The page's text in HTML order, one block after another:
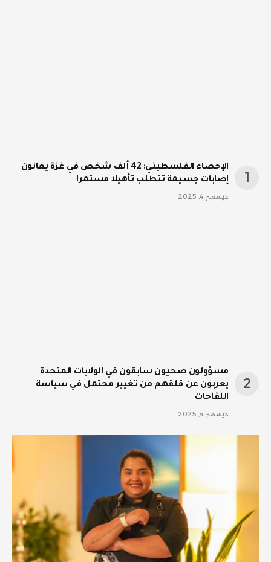
الإحصاء الفلسطيني: 42 ألف شخص في غزة يعانون
إصابات جسيمة تتطلب تأهيلا مستمرا
ديسمبر 4, 2025
مسؤولون صحيون سابقون في الولايات المتحدة
يعربون عن قلقهم من تغيير محتمل في سياسة
اللقاحات
ديسمبر 4, 2025